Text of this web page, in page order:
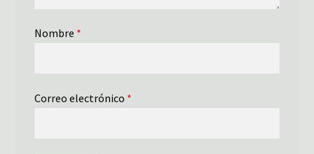
Nombre *
Correo electrónico *